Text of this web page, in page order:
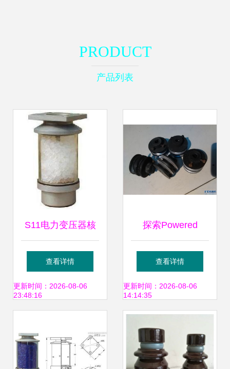
PRODUCT
产品列表
S11电力变压器核
心配件详解与选购
指南
查看详情
更新时间：2026-08-06
23:48:16
探索Powered
Discuz论坛中的变
压器与电机配件应
用
查看详情
更新时间：2026-08-06
14:14:35